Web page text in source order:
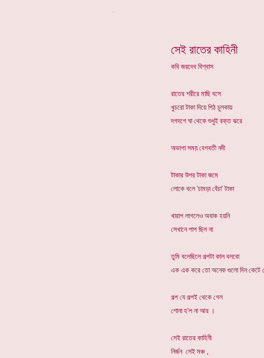
সেই রাতের কাহিনী
কবি জয়দেব বিশ্বাস
রাতের শরীরে মাছি বসে
খুচরো টাকা দিয়ে পিঠ চুলকায়
দগদগে ঘা থেকে শুধুই রক্ত ঝরে
অভাগা সময় বেগবতী নদী
টাকার উপর টাকা জমে
লোকে বলে 'চামড়া বেঁচা' টাকা
খারাপ লাগলেও অবাক হয়নি
সেখানে পাপ ছিল না
তুমি বলেছিলে গল্পটা কাল বলবো
এক এক করে তো অনেক গুলো দিন কেটে
গল্প যে গল্পই থেকে গেল
শোনা হ'ল না আর ।
সেই রাতের কাহিনী
নির্জন সেই মঞ্চ ,